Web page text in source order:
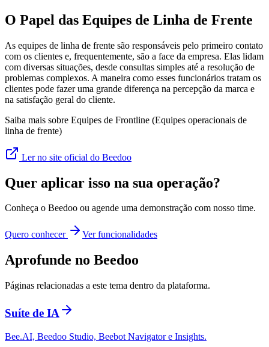
O Papel das Equipes de Linha de Frente
As equipes de linha de frente são responsáveis pelo primeiro contato
com os clientes e, frequentemente, são a face da empresa. Elas lidam
com diversas situações, desde consultas simples até a resolução de
problemas complexos. A maneira como esses funcionários tratam os
clientes pode fazer uma grande diferença na percepção da marca e
na satisfação geral do cliente.
Saiba mais sobre Equipes de Frontline (Equipes operacionais de
linha de frente)
Ler no site oficial do Beedoo
Quer aplicar isso na sua operação?
Conheça o Beedoo ou agende uma demonstração com nosso time.
Quero conhecer Ver funcionalidades
Aprofunde no Beedoo
Páginas relacionadas a este tema dentro da plataforma.
Suíte de IA
Bee.AI, Beedoo Studio, Beebot Navigator e Insights.